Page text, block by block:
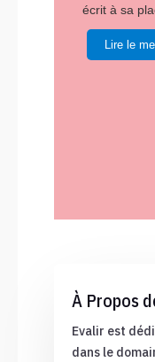
écrit à sa
Lire le
À Propos
Evalir est
dans le